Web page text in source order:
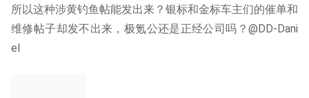
所以这种涉黄钓鱼帖能发出来？银标和金标车主们的催单和
维修帖子却发不出来，极氪公还是正经公司吗？@DD-Dani
el